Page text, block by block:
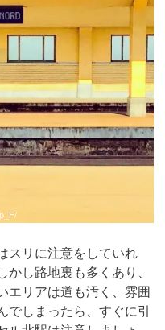
スリに注意をしていれ
し路地裏も多くあり、
エリアは道も汚く、雰囲
でしまったら、すぐに引